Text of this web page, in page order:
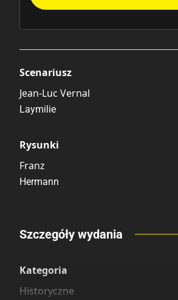
Scenariusz
Jean-Luc Vernal
Laymilie
Rysunki
Franz
Hermann
Porównaj ceny
Szczegóły wydania
Kategoria
Historyczne